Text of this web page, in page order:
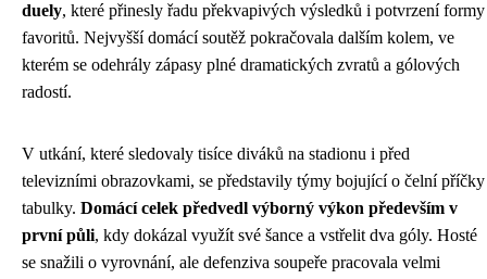
duely, které přinesly řadu překvapivých výsledků i potvrzení formy
favoritů. Nejvyšší domácí soutěž pokračovala dalším kolem, ve
kterém se odehrály zápasy plné dramatických zvratů a gólových
radostí.
V utkání, které sledovaly tisíce diváků na stadionu i před
televizními obrazovkami, se představily týmy bojující o čelní příčky
tabulky. Domácí celek předvedl výborný výkon především v
první půli, kdy dokázal využít své šance a vstřelit dva góly. Hosté
se snažili o vyrovnání, ale defenziva soupeře pracovala velmi